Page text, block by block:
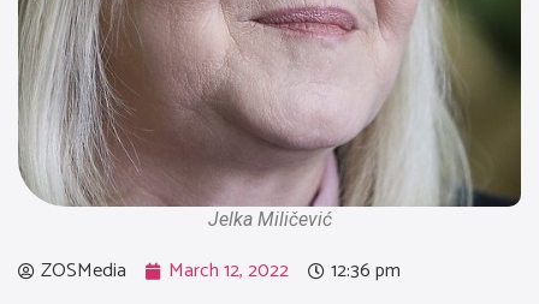
Jelka Miličević
ZOSMedia March 12, 2022 12:36 pm